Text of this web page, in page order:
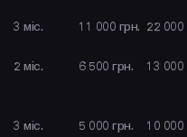
3 міс. 11 000 грн. 22 000
2 міс. 6 500 грн. 13 000
3 міс. 5 000 грн. 10 000